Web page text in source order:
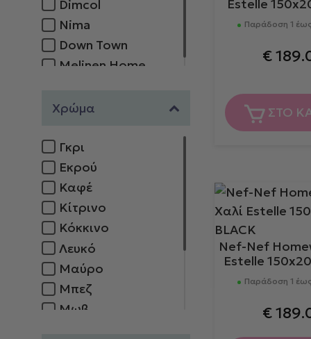
Dimcol
Nima
Down Town
Melinen Home
Χρώμα
Γκρι
Εκρού
Καφέ
Κίτρινο
Κόκκινο
Λευκό
Μαύρο
Μπεζ
Μωβ
Estelle
Παράδοση 1
€
ΣΤΟ
Nef-Nef
Estelle
Παράδοση 1
€